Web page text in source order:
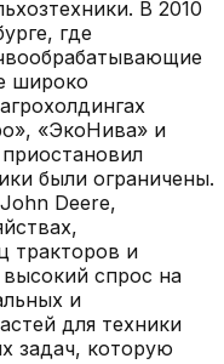
В 2010
где
широко
«ЭкоНива» и
были ограничены.
Deere,
тракторов и
спрос на
и
для техники
задач, которую